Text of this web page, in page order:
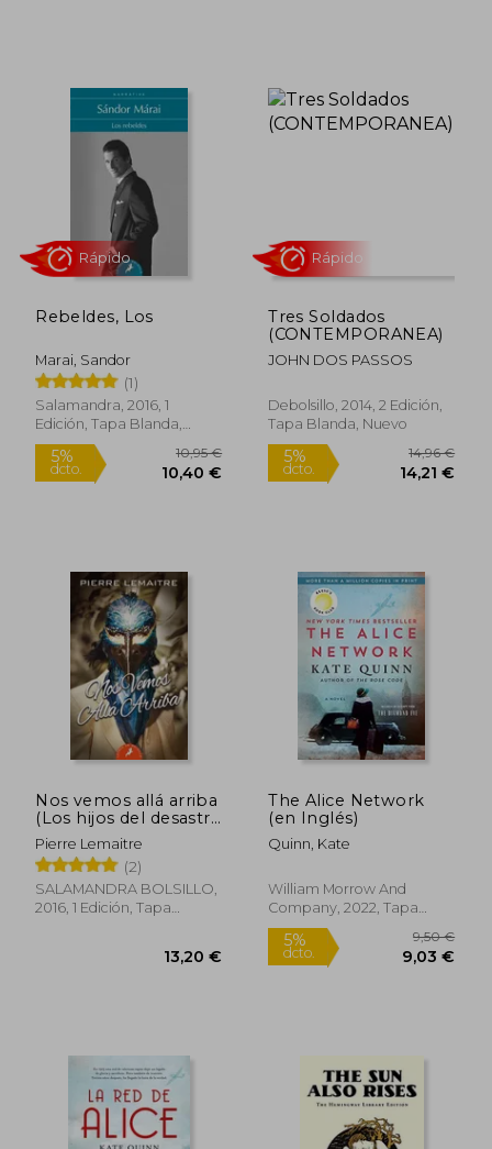
Rebeldes, Los
Marai, Sandor
(1)
Salamandra, 2016, 1
Edición, Tapa Blanda,
Nuevo
5%
dcto. 10,40 €
Rápido
Tres Soldados
(CONTEMPORANEA)
JOHN DOS PASSOS
Debolsillo, 2014, 2 Edición,
Tapa Blanda, Nuevo
5%
dcto.
Nos vemos allá arriba
(Los hijos del desastre
1)
Pierre Lemaitre
(2)
SALAMANDRA BOLSILLO,
2016, 1 Edición, Tapa
The Alice Network
(en Inglés)
Quinn, Kate
William Morrow And
Company, 2022, Tapa
Blanda, Nuevo